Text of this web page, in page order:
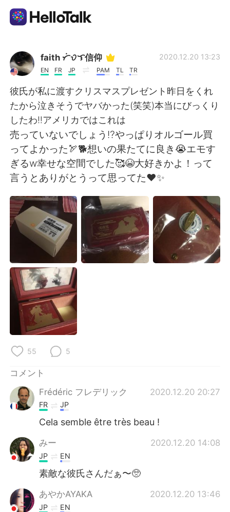
語学交換アプリ
AI Grammar Checker
日本語
English 简体中文
繁體中文 Español
العربية Français
Deutsch 한국어
Русский
Indonesia
Türkçe
Português
faith ᜆᜒᜏᜎ信仰
EN FR JP PAM TL TR
2020.12.20 13:23
彼氏が私に渡すクリスマスプレゼント昨日をくれ
たから泣きそうでヤバかった(笑笑)本当にびっくり
したわ‼︎アメリカではこれは
売っていないでしょう⁉︎やっぱりオルゴール買
ってよかった🏹🐕想いの果たてに良き😭エモす
ぎるw幸せな空間でした🥰😭大好きかよ！って
言うとありがとうって思ってた❤️✨
55 5
コメント
Frédéric フレデリック
2020.12.20 20:27
FR JP
Cela semble être très beau !
みー 2020.12.20 14:08
JP EN
素敵な彼氏さんだぁ〜🥺
あやかAYAKA 2020.12.20 13:46
JP EN